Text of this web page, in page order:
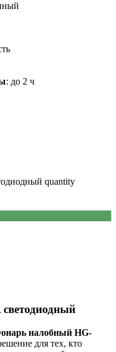
: до 2 ч
quantity
налобный HG-
для тех, кто